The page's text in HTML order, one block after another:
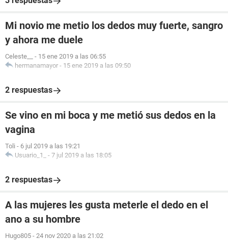
Mi novio me metio los dedos muy fuerte, sangro
y ahora me duele
Celeste__ - 15 ene 2019 a las 06:55
hermanamayor - 15 ene 2019 a las 09:50
2 respuestas
Se vino en mi boca y me metió sus dedos en la
vagina
Toli - 6 jul 2019 a las 19:21
Usuario_1_
- 7 jul 2019 a las 18:05
2 respuestas
A las mujeres les gusta meterle el dedo en el
ano a su hombre
Hugo805 - 24 nov 2020 a las 21:02